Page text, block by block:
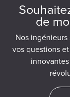
de
Nos
vos questions